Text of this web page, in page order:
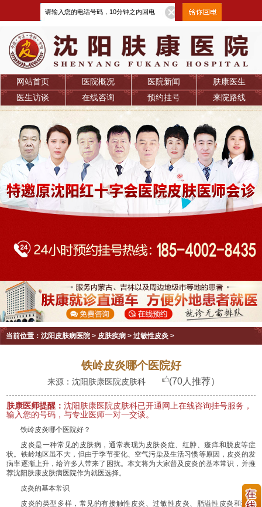
网站首页 医院概况 医院新闻
肤康医生
医生访谈
在线咨询 预约挂号 来院路线
当前位置： 沈阳皮肤病医院> 皮肤疾病> 过敏性皮炎>
铁岭皮炎哪个医院好
来源：沈阳肤康医院皮肤科 (70人推荐）
肤康医师提醒：沈阳肤康医院皮肤科已开通网上在线咨询挂号服务，
输入您的号码，与专业医师一对一交谈。
铁岭皮炎哪个医院好？
皮炎是一种常见的皮肤病，通常表现为皮肤炎症、红肿、瘙痒和脱皮等症
状。铁岭地区虽不大，但由于季节变化、空气污染及生活习惯等原因，皮炎的发
病率逐渐上升，给许多人带来了困扰。本文将为大家普及皮炎的基本常识，并推
荐沈阳肤康皮肤病医院作为就医选择。
皮炎的基本常识
皮炎的类型多样，常见的有接触性皮炎、过敏性皮炎、脂溢性皮炎和湿疹